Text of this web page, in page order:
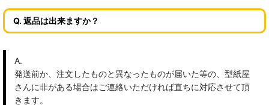
Q. 返品は出来ますか？
A.
発送前か、注文したものと異なったものが届いた等の、型紙屋
さんに非がある場合はご連絡いただければ直ちに対応させて頂
きます。